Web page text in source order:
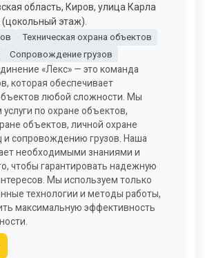
область, Киров, улица Карла
этаж).
Техническая охрана объектов
Сопровождение грузов
«Лекс» — это команда
которая обеспечивает
любой сложности. Мы
по охране объектов,
объектов, личной охране
и сопровождению грузов. Наша
необходимыми знаниями и
чтобы гарантировать надежную
Мы используем только
технологии и методы работы,
максимальную эффективность